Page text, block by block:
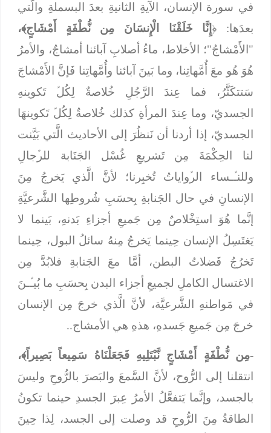
في سورة الإنسان، الآيةِ الثانيةِ بعدَ البسملةِ والَّتي
بعدَها: ﴿إِنَّا خَلَقْنَا الْإِنسَانَ مِن نُّطْفَةٍ أَمْشَاجٍ﴾،
"الأَمْشاجُ"؛ الأخلاط، ماءُ أصلابِ آبائنا أمشاجٌ، والأمرُ
هُوَ هُو معَ أُمَّهاتِنا، وما بَينَ آبائنا وأُمَّهاتِنا فَإنَّ الأَمْشاجَ
سَتتكَثَّرُ، فما عِندَ الرَّجُلِ خُلاصةٌ لِكُلﱢ تَكوينهِ
الجسديّ، وما عِندَ المرأةِ كذلك خُلاصةٌ لِكُلﱢ تَكوينهَا
الجسديّ، إذا أردنا أن نَنظُرَ إلى الأحاديث الَّتي بَيَّنت
لنا الحِكْمَةَ مِن تَشريعِ غُسْل الجَنَابة للرﱢجالِ
وللنـﱢـساء الرﱢواياتُ تُخبِرنا؛ لأنَّ الَّذي يَخرجُ مِنَ
الإنسانِ في حال الجَنابةِ بِحسَبِ شُروطِها الشَّرعيَّةِ
إنَّما هُوَ استِخْلاصٌ مِن جَميعِ أجزاءِ بَدنهِ، بَينما لا
يَغتَسِلُ الإنسان حِينما يَخرجُ مِنهُ سائلُ البول، حِينما
تَخرُجُ فَضلاتُ البطن، أمَّا معَ الجَنابةِ فلابُدَّ مِن
الاغتسال الكاملِ لجميعِ أجزاء البدن بِحسَبِ ما بُيـﱢـنَ
في مَواطنهِ الشَّرعيَّة، لأنَّ الَّذي خرجَ مِن الإنسان
خرجَ مِن جَميعِ جَسدهِ، هذهِ هي الأمشاج..
مِن نُّطْفَةٍ أَمْشَاجٍ نَّبْتَلِيهِ فَجَعَلْنَاهُ سَمِيعاً بَصِيراً﴾،
انتقلنا إلى الرُّوح، لأنَّ السَّمعَ والبَصرَ بالرُّوحِ وليسَ
بالجسد، وإنَّما يَتفعَّلُ الأمرُ عِبرَ الجسدِ حينما تكونُ
الطاقةُ مِنَ الرُّوحِ قد وصلت إلى الجسد، لِذا حِينَ